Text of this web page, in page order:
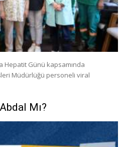
Hepatit Günü kapsamında
Müdürlüğü personeli viral
Mı?